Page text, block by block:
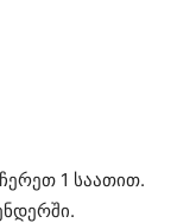
1 საათით.